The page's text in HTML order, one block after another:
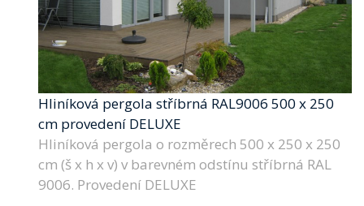
Hliníková pergola stříbrná RAL9006 500 x 250
cm provedení DELUXE
Hliníková pergola o rozměrech 500 x 250 x 250
cm (š x h x v) v barevném odstínu stříbrná RAL
9006. Provedení DELUXE